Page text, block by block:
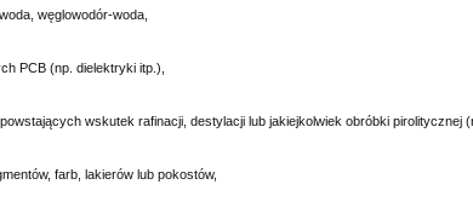
węglowodór-woda,
PCB (np. dielektryki itp.),
wskutek rafinacji, destylacji lub jakiejkolwiek obróbki pirolitycznej
farb, lakierów lub pokostów,